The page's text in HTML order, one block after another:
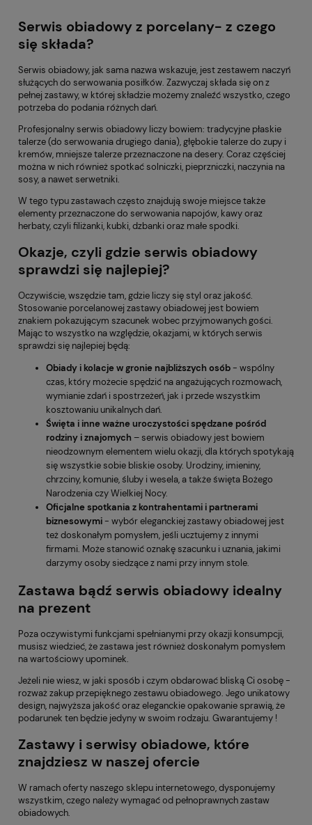
Serwis obiadowy z porcelany- z czego
się składa?
Serwis obiadowy, jak sama nazwa wskazuje, jest zestawem naczyń
służących do serwowania posiłków. Zazwyczaj składa się on z
pełnej zastawy, w której składzie możemy znaleźć wszystko, czego
potrzeba do podania różnych dań.
Profesjonalny serwis obiadowy liczy bowiem: tradycyjne płaskie
talerze (do serwowania drugiego dania), głębokie talerze do zupy i
kremów, mniejsze talerze przeznaczone na desery. Coraz częściej
można w nich również spotkać solniczki, pieprzniczki, naczynia na
sosy, a nawet serwetniki.
W tego typu zastawach często znajdują swoje miejsce także
elementy przeznaczone do serwowania napojów, kawy oraz
herbaty, czyli filiżanki, kubki, dzbanki oraz małe spodki.
Okazje, czyli gdzie serwis obiadowy
sprawdzi się najlepiej?
Oczywiście, wszędzie tam, gdzie liczy się styl oraz jakość.
Stosowanie porcelanowej zastawy obiadowej jest bowiem
znakiem pokazującym szacunek wobec przyjmowanych gości.
Mając to wszystko na względzie, okazjami, w których serwis
sprawdzi się najlepiej będą:
Obiady i kolacje w gronie najbliższych osób- wspólny
czas, który możecie spędzić na angażujących rozmowach,
wymianie zdań i spostrzeżeń, jak i przede wszystkim
kosztowaniu unikalnych dań.
Święta i inne ważne uroczystości spędzane pośród
rodziny i znajomych – serwis obiadowy jest bowiem
nieodzownym elementem wielu okazji, dla których spotykają
się wszystkie sobie bliskie osoby. Urodziny, imieniny,
chrzciny, komunie, śluby i wesela, a także święta Bożego
Narodzenia czy Wielkiej Nocy.
Oficjalne spotkania z kontrahentami i partnerami
biznesowymi- wybór eleganckiej zastawy obiadowej jest
też doskonałym pomysłem, jeśli ucztujemy z innymi
firmami. Może stanowić oznakę szacunku i uznania, jakimi
darzymy osoby siedzące z nami przy innym stole.
Zastawa bądź serwis obiadowy idealny
na prezent
Poza oczywistymi funkcjami spełnianymi przy okazji konsumpcji,
musisz wiedzieć, że zastawa jest również doskonałym pomysłem
na wartościowy upominek.
Jeżeli nie wiesz, w jaki sposób i czym obdarować bliską Ci osobę -
rozważ zakup przepięknego zestawu obiadowego. Jego unikatowy
design, najwyższa jakość oraz eleganckie opakowanie sprawią, że
podarunek ten będzie jedyny w swoim rodzaju. Gwarantujemy !
Zastawy i serwisy obiadowe, które
znajdziesz w naszej ofercie
W ramach oferty naszego sklepu internetowego, dysponujemy
wszystkim, czego należy wymagać od pełnoprawnych zastaw
obiadowych.